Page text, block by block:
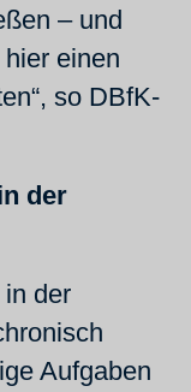
– und
einen
so DBfK-
der
der
Aufgaben